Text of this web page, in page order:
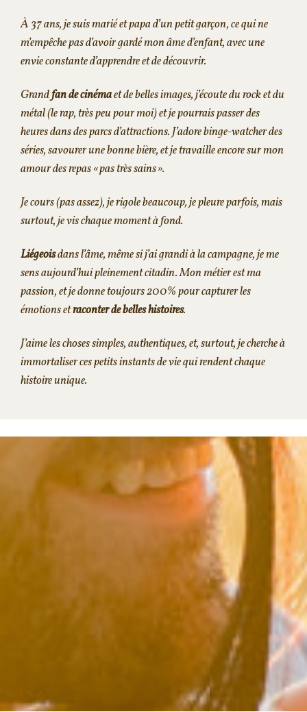
À 37 ans, je suis marié et papa d’un petit garçon, ce qui ne
m’empêche pas d’avoir gardé mon âme d’enfant, avec une
envie constante d’apprendre et de découvrir.
Grandfan de cinémaet de belles images, j’écoute du rock et du
métal (le rap, très peu pour moi) et je pourrais passer des
heures dans des parcs d’attractions. J’adore binge-watcher des
séries, savourer une bonne bière, et je travaille encore sur mon
amour des repas « pas très sains ».
Je cours (pas assez), je rigole beaucoup, je pleure parfois, mais
surtout, je vis chaque moment à fond.
Liégeoisdans l’âme, même si j’ai grandi à la campagne, je me
sens aujourd’hui pleinement citadin. Mon métier est ma
passion, et je donne toujours 200% pour capturer les
émotions etraconter de belles histoires.
J’aime les choses simples, authentiques, et, surtout, je cherche à
immortaliser ces petits instants de vie qui rendent chaque
histoire unique.